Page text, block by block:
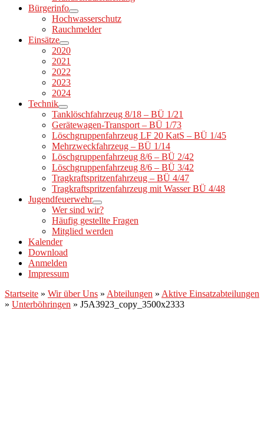
Bürgerinfo
Hochwasserschutz
Rauchmelder
Einsätze
2020
2021
2022
2023
2024
Technik
Tanklöschfahrzeug 8/18 – BÜ 1/21
Gerätewagen-Transport – BÜ 1/73
Löschgruppenfahrzeug LF 20 KatS – BÜ 1/45
Mehrzweckfahrzeug – BÜ 1/14
Löschgruppenfahrzeug 8/6 – BÜ 2/42
Löschgruppenfahrzeug 8/6 – BÜ 3/42
Tragkraftspritzenfahrzeug – BÜ 4/47
Tragkraftspritzenfahrzeug mit Wasser BÜ 4/48
Jugendfeuerwehr
Wer sind wir?
Häufig gestellte Fragen
Mitglied werden
Kalender
Download
Anmelden
Impressum
Startseite » Wir über Uns » Abteilungen » Aktive Einsatzabteilungen
» Unterböhringen » J5A3923_copy_3500x2333